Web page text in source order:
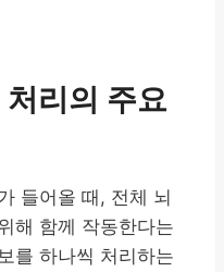
리의 주요
들어올 때, 전체 뇌
해 함께 작동한다는
를 하나씩 처리하는